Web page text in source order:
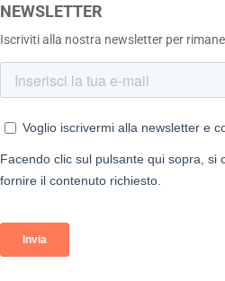
NEWSLETTER
Iscriviti alla nostra newsletter per